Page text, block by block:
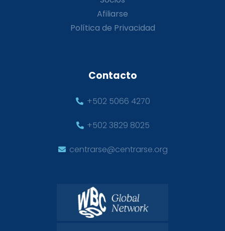
Afiliarse
Política de Privacidad
Contacto
+502 5066 4270
+502 3829 8025
centrarse@centrarse.org